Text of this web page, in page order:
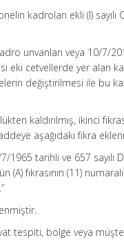
kadroları ekli (I) sayılı
unvanları veya 10/7/
eki cetvellerde yer alan
değiştirilmesi ile bu
kaldırılmış, ikinci
aşağıdaki fıkra
1965 tarihli ve 657 sayılı
fıkrasının (11)
tespiti, bölge veya